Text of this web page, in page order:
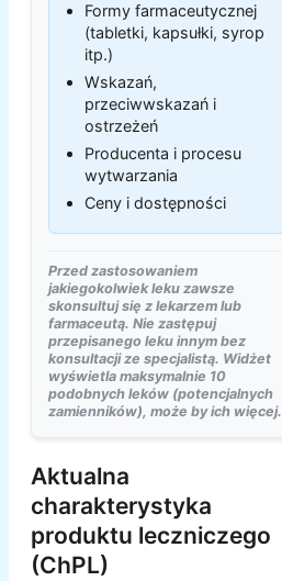
Formy farmaceutycznej
(tabletki, kapsułki, syrop
itp.)
Wskazań,
przeciwwskazań i
ostrzeżeń
Producenta i procesu
wytwarzania
Ceny i dostępności
Przed zastosowaniem
jakiegokolwiek leku zawsze
skonsultuj się z lekarzem lub
farmaceutą. Nie zastępuj
przepisanego leku innym bez
konsultacji ze specjalistą. Widżet
wyświetla maksymalnie 10
podobnych leków (potencjalnych
zamienników), może by ich więcej.
Aktualna
charakterystyka
produktu leczniczego
(ChPL)